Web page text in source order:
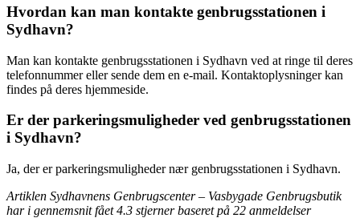
Hvordan kan man kontakte genbrugsstationen i
Sydhavn?
Man kan kontakte genbrugsstationen i Sydhavn ved at ringe til deres
telefonnummer eller sende dem en e-mail. Kontaktoplysninger kan
findes på deres hjemmeside.
Er der parkeringsmuligheder ved genbrugsstationen
i Sydhavn?
Ja, der er parkeringsmuligheder nær genbrugsstationen i Sydhavn.
Artiklen Sydhavnens Genbrugscenter – Vasbygade Genbrugsbutik
har i gennemsnit fået4.3 stjerner baseret på 22 anmeldelser